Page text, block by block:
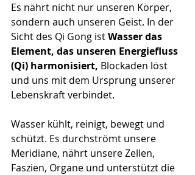
Es nährt nicht nur unseren Körper,
sondern auch unseren Geist. In der
Sicht des Qi Gong ist Wasser das
Element, das unseren Energiefluss
(Qi) harmonisiert, Blockaden löst
und uns mit dem Ursprung unserer
Lebenskraft verbindet.
Wasser kühlt, reinigt, bewegt und
schützt. Es durchströmt unsere
Meridiane, nährt unsere Zellen,
Faszien, Organe und unterstützt die